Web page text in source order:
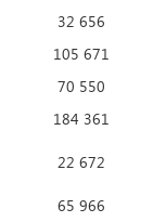
32 656
105 671
70 550
184 361
22 672
65 966